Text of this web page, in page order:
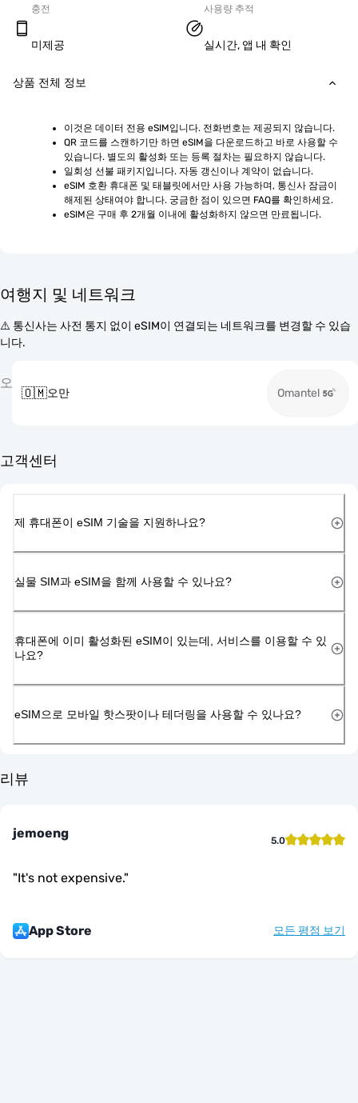
충전
미제공
사용량 추적
실시간, 앱 내 확인
상품 전체 정보
이것은 데이터 전용 eSIM입니다. 전화번호는 제공되지 않습니다.
QR 코드를 스캔하기만 하면 eSIM을 다운로드하고 바로 사용할 수
있습니다. 별도의 활성화 또는 등록 절차는 필요하지 않습니다.
일회성 선불 패키지입니다. 자동 갱신이나 계약이 없습니다.
eSIM 호환 휴대폰 및 태블릿에서만 사용 가능하며, 통신사 잠금이
해제된 상태여야 합니다. 궁금한 점이 있으면 FAQ를 확인하세요.
eSIM은 구매 후 2개월 이내에 활성화하지 않으면 만료됩니다.
여행지 및 네트워크
⚠️ 통신사는 사전 통지 없이 eSIM이 연결되는 네트워크를 변경할 수 있습
니다.
오
🇴🇲오만 Omantel
고객센터
제 휴대폰이 eSIM 기술을 지원하나요?
실물 SIM과 eSIM을 함께 사용할 수 있나요?
휴대폰에 이미 활성화된 eSIM이 있는데, 서비스를 이용할 수 있
나요?
eSIM으로 모바일 핫스팟이나 테더링을 사용할 수 있나요?
리뷰
jemoeng 5.0
"It's not expensive."
App Store 모든 평점 보기